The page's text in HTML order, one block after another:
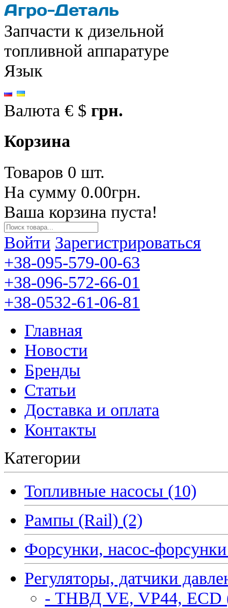
Запчасти к дизельной
топливной аппаратуре
Язык
Валюта € $ грн.
Корзина
Товаров 0 шт.
На сумму 0.00грн.
Ваша корзина пуста!
Войти Зарегистрироваться
+38-095-579-00-63
+38-096-572-66-01
+38-0532-61-06-81
Главная
Новости
Бренды
Статьи
Доставка и оплата
Контакты
Категории
Топливные насосы (10)
Рампы (Rail) (2)
Форсунки, насос-
Регуляторы, датчики
- ТНВД VE, VP44, ECD